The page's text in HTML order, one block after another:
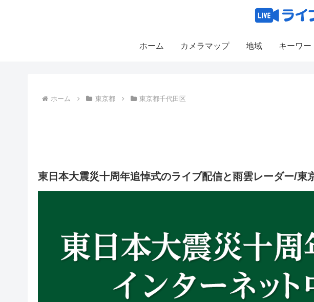
ホーム カメラマップ 地域 キーワー
ホーム 東京都 東京都千代田区
東日本大震災十周年追悼式のライブ配信と雨雲レーダー/東